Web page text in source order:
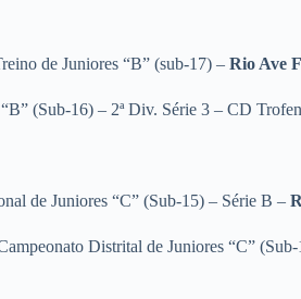
de Juniores “B” (sub-17) – Rio Ave
(Sub-16) – 2ª Div. Série 3 – CD
de Juniores “C” (Sub-15) – Série B –
Distrital de Juniores “C”